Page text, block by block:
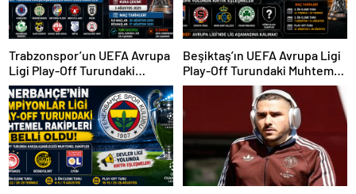
Trabzonspor’un UEFA Avrupa
Ligi Play-Off Turundaki
Muhtemel Rakipleri Belli
Oldu!
Beşiktaş’ın UEFA Avrupa Ligi
Play-Off Turundaki Muhtemel
Rakipleri Belli Oldu! Avrupa
Yolunda Kritik Eşleşmeler